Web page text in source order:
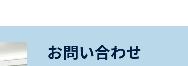
お問い合わせ